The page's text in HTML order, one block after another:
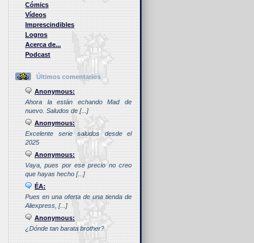
Cómics
Vídeos
Imprescindibles
Logros
Acerca de...
Podcast
Últimos comentarios
Anonymous:
Ahora la están echando Mad de
nuevo. Saludos de [...]
Anonymous:
Excelente serie saludos desde el
2025
Anonymous:
Vaya, pues por ese precio no creo
que hayas hecho [...]
ÉA:
Pues en una oferta de una tienda de
Aliexpress, [...]
Anonymous:
¿Dónde tan barata brother?